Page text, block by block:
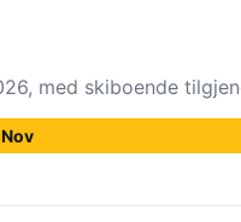
med skiboende